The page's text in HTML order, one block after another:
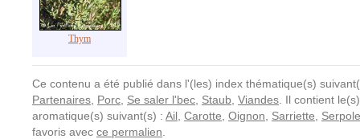
Thym
Ce contenu a été publié dans l'(les) index thématique(s)
Partenaires Porc Se saler l'bec Staub Viandes . Il contient
aromatique(s) suivant(s) : Ail Carotte Oignon Sarriette
favoris avec ce permalien